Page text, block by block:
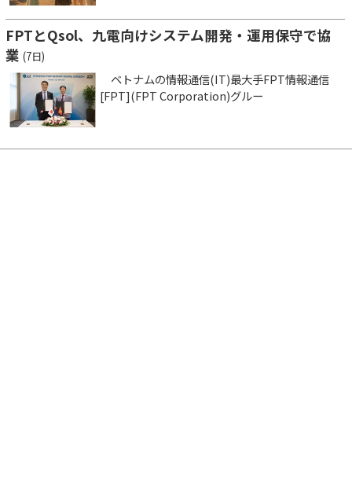
FPTとQsol、九電向けシステム開発・運用保守で協
業 (7日)
ベトナムの情報通信(IT)最大手FPT情報通信
[FPT](FPT Corporation)グルー